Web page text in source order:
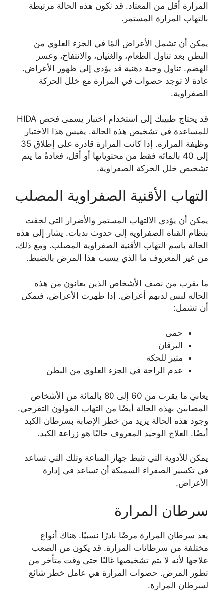
المرارة أقل من المعتاد. قد تكون هذه الحالة مرتبطة
بالتهاب المرارة المستمر.
يمكن أن تشمل الأعراض ألمًا في الجزء العلوي من
البطن بعد تناول الطعام، والغثيان، والانتفاخ، وعسر
الهضم. تناول وجبة دهنية قد يؤدي إلى ظهور الأعراض.
عادة لا توجد حصوات في المرارة مع خلل الحركة
الصفراوية.
قد يحتاج طبيبك إلى استخدام اختبار يسمى فحص HIDA
للمساعدة في تشخيص هذه الحالة. يقيس هذا الاختبار
وظيفة المرارة. إذا كانت المرارة قادرة على إطلاق 35
إلى 40 بالمائة فقط من محتوياتها أو أقل، فعادةً ما يتم
تشخيص خلل الحركة الصفراوية.
التهاب الأقنية الصفراوية المصلب
يمكن أن يؤدي الالتهاب المستمر والأضرار التي لحقت
بنظام القناة الصفراوية إلى حدوث ندبات. يشار إلى هذه
الحالة باسم التهاب الأقنية الصفراوية المصلب. ومع ذلك،
من غير المعروف ما الذي يسبب هذا المرض بالضبط.
ما يقرب من نصف الأشخاص الذين يعانون من هذه
الحالة ليس لديهم أعراض. إذا ظهرت الأعراض، فيمكن
أن تشمل:
حمى
اليرقان
مثير للحكة
عدم الراحة في الجزء العلوي من البطن
يعاني ما يقرب من 60 إلى 80 بالمائة من الأشخاص
المصابين بهذه الحالة أيضًا من التهاب القولون التقرحي.
وجود هذه الحالة يزيد من خطر الإصابة بسرطان الكبد
أيضًا. العلاج الوحيد المعروف حاليًا هو زراعة الكبد.
يمكن للأدوية التي تثبط جهاز المناعة وتلك التي تساعد
في تكسير الصفراء السميكة أن تساعد في إدارة
الأعراض.
سرطان المرارة
يعد سرطان المرارة مرضًا نادرًا نسبيًا. هناك أنواع
مختلفة من سرطانات المرارة. قد يكون من الصعب
علاجها لأنه لا يتم تشخيصها غالبًا حتى وقت متأخر من
تطور المرض. حصوات المرارة هي عامل خطر شائع
لسرطان المرارة.